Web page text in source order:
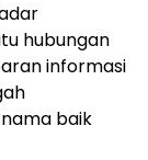
hubungan
informasi
baik